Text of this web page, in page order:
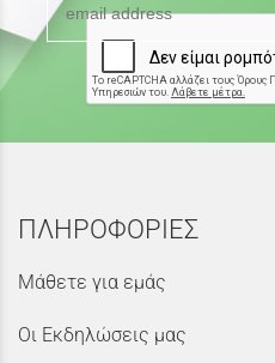
ΠΛΗΡΟΦΟΡΙΕΣ
Μάθετε για εμάς
Οι Εκδηλώσεις μας